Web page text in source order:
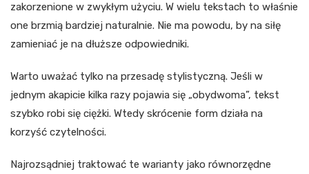
zakorzenione w zwykłym użyciu. W wielu tekstach to właśnie
one brzmią bardziej naturalnie. Nie ma powodu, by na siłę
zamieniać je na dłuższe odpowiedniki.
Warto uważać tylko na przesadę stylistyczną. Jeśli w
jednym akapicie kilka razy pojawia się „obydwoma”, tekst
szybko robi się ciężki. Wtedy skrócenie form działa na
korzyść czytelności.
Najrozsądniej traktować te warianty jako równorzędne